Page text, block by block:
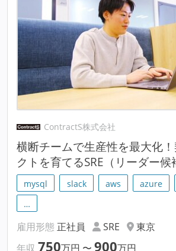
ContractS株式会社
横断チームで生産性を最大化
クトを育てるSRE（リーダー候
mysql slack aws azure
…
雇用形態 正社員 SRE
東京
年収 750万円 〜 900万円